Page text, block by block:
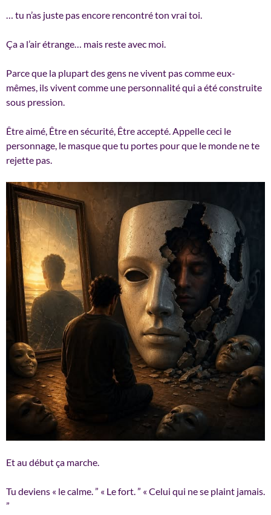
… tu n’as juste pas encore rencontré ton vrai toi.
Ça a l’air étrange… mais reste avec moi.
Parce que la plupart des gens ne vivent pas comme eux-
mêmes, ils vivent comme une personnalité qui a été construite
sous pression.
Être aimé, Être en sécurité, Être accepté. Appelle ceci le
personnage, le masque que tu portes pour que le monde ne te
rejette pas.
Et au début ça marche.
Tu deviens « le calme. ” « Le fort. ” « Celui qui ne se plaint jamais.
”